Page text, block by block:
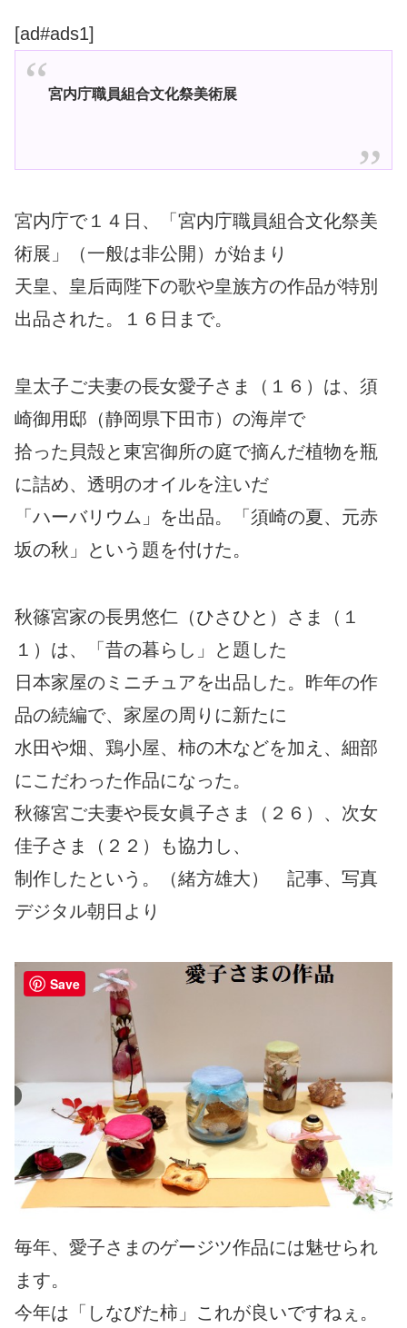
[ad#ads1]
宮内庁職員組合文化祭美術展
宮内庁で１４日、「宮内庁職員組合文化祭美
術展」（一般は非公開）が始まり
天皇、皇后両陛下の歌や皇族方の作品が特別
出品された。１６日まで。
皇太子ご夫妻の長女愛子さま（１６）は、須
崎御用邸（静岡県下田市）の海岸で
拾った貝殻と東宮御所の庭で摘んだ植物を瓶
に詰め、透明のオイルを注いだ
「ハーバリウム」を出品。「須崎の夏、元赤
坂の秋」という題を付けた。
秋篠宮家の長男悠仁（ひさひと）さま（１
１）は、「昔の暮らし」と題した
日本家屋のミニチュアを出品した。昨年の作
品の続編で、家屋の周りに新たに
水田や畑、鶏小屋、柿の木などを加え、細部
にこだわった作品になった。
秋篠宮ご夫妻や長女眞子さま（２６）、次女
佳子さま（２２）も協力し、
制作したという。（緒方雄大） 記事、写真
デジタル朝日より
毎年、愛子さまのゲージツ作品には魅せられ
ます。
今年は「しなびた柿」これが良いですねぇ。
Save